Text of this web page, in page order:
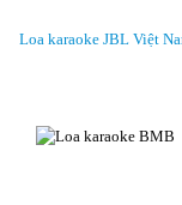
Loa karaoke JBL Việt